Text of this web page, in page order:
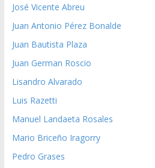
José Vicente Abreu
Juan Antonio Pérez Bonalde
Juan Bautista Plaza
Juan German Roscio
Lisandro Alvarado
Luis Razetti
Manuel Landaeta Rosales
Mario Briceño Iragorry
Pedro Grases